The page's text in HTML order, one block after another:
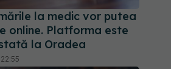
la medic vor putea
online. Platforma este
la Oradea